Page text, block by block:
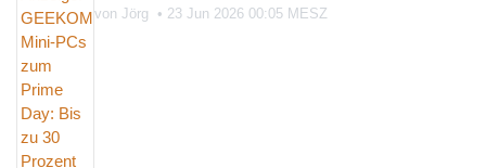
von Jörg • 23 Jun 2026 00:05 MESZ